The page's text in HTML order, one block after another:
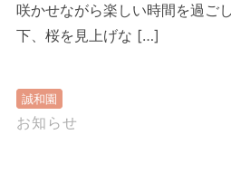
咲かせながら楽しい時間を過ご
下、桜を見上げな […]
誠和園
お知らせ